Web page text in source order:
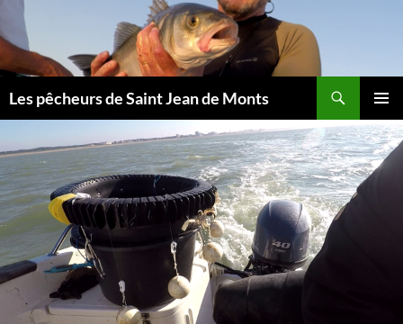
au
contenu
Les pêcheurs de Saint Jean de Monts
MENU